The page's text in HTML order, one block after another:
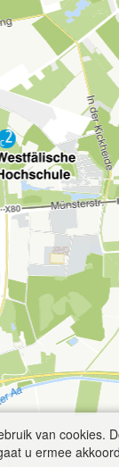
van cookies.
u ermee